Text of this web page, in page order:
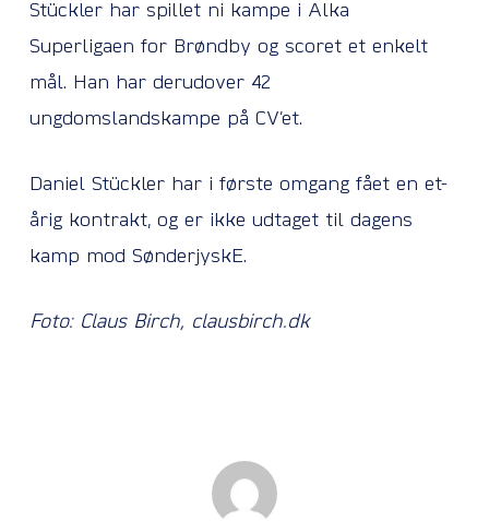
Stückler har spillet ni kampe i Alka
Superligaen for Brøndby og scoret et enkelt
mål. Han har derudover 42
ungdomslandskampe på CV’et.
Daniel Stückler har i første omgang fået en et-
årig kontrakt, og er ikke udtaget til dagens
kamp mod SønderjyskE.
Foto: Claus Birch, clausbirch.dk